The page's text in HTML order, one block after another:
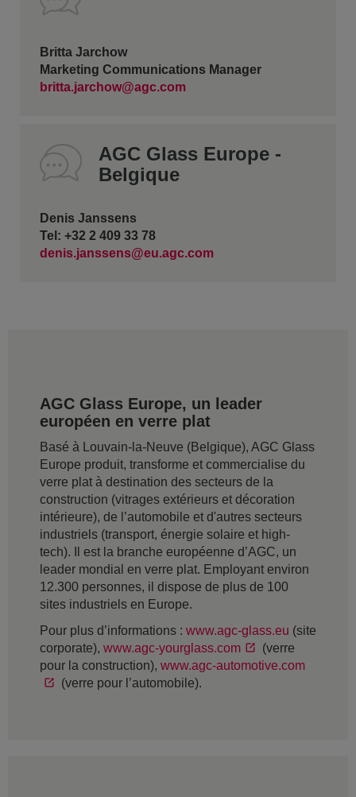
Britta Jarchow
Marketing Communications Manager
britta.jarchow@agc.com
AGC Glass Europe -
Belgique
Denis Janssens
Tel: +32 2 409 33 78
denis.janssens@eu.agc.com
AGC Glass Europe, un leader
européen en verre plat
Basé à Louvain-la-Neuve (Belgique), AGC Glass
Europe produit, transforme et commercialise du
verre plat à destination des secteurs de la
construction (vitrages extérieurs et décoration
intérieure), de l’automobile et d'autres secteurs
industriels (transport, énergie solaire et high-
tech). Il est la branche européenne d’AGC, un
leader mondial en verre plat. Employant environ
12.300 personnes, il dispose de plus de 100
sites industriels en Europe.
Pour plus d’informations : www.agc-glass.eu (site
corporate), www.agc-yourglass.com
(verre
pour la construction), www.agc-automotive.com
(verre pour l’automobile).